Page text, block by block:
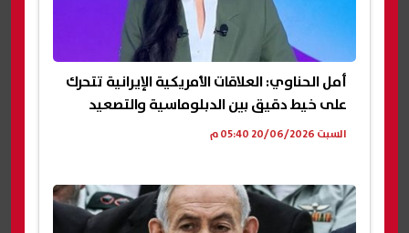
أمل الحناوي: العلاقات الأمريكية الإيرانية تتحرك
على خيط دقيق بين الدبلوماسية والتصعيد
السبت 20/06/2026 05:40 م